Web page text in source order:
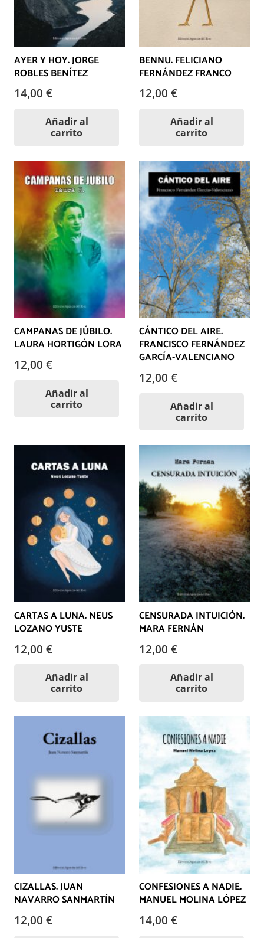
AYER Y HOY. JORGE
ROBLES BENÍTEZ
14,00 €
Añadir al
carrito
BENNU. FELICIANO
FERNÁNDEZ FRANCO
12,00 €
Añadir al
carrito
CAMPANAS DE JÚBILO.
LAURA HORTIGÓN LORA
12,00 €
Añadir al
carrito
CÁNTICO DEL AIRE.
FRANCISCO FERNÁNDEZ
GARCÍA-VALENCIANO
12,00 €
Añadir al
carrito
CARTAS A LUNA. NEUS
LOZANO YUSTE
12,00 €
Añadir al
carrito
CENSURADA INTUICIÓN.
MARA FERNÁN
12,00 €
Añadir al
carrito
CIZALLAS. JUAN
NAVARRO SANMARTÍN
12,00 €
CONFESIONES A NADIE.
MANUEL MOLINA LÓPEZ
14,00 €